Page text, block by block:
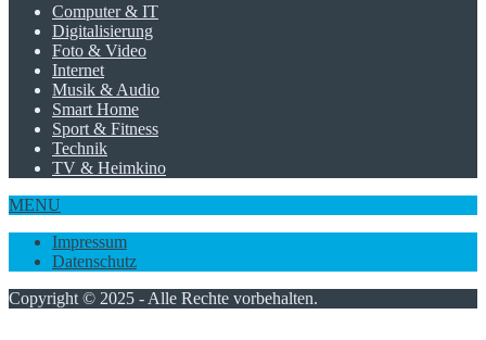
Computer & IT
Digitalisierung
Foto & Video
Internet
Musik & Audio
Smart Home
Sport & Fitness
Technik
TV & Heimkino
MENU
Impressum
Datenschutz
Copyright © 2025 - Alle Rechte vorbehalten.